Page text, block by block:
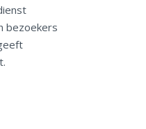
bezoekers